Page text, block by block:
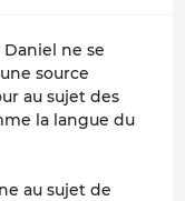
ne se
source
au sujet des
la langue du
au sujet de